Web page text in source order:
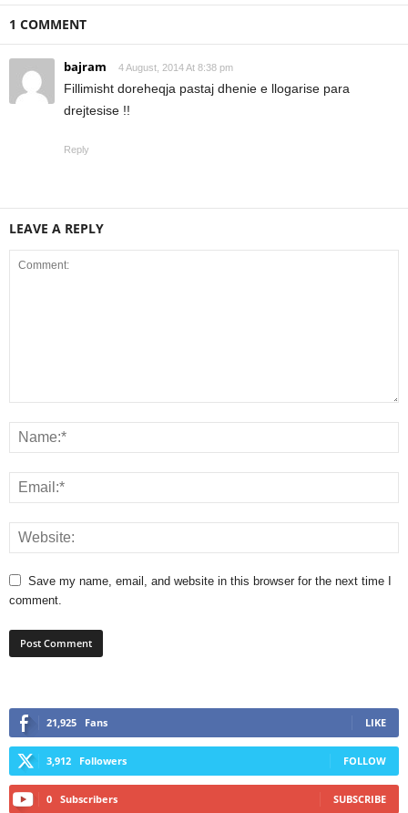
1 COMMENT
bajram 4 August, 2014 At 8:38 pm
Fillimisht doreheqja pastaj dhenie e llogarise para
drejtesise !!
Reply
LEAVE A REPLY
Save my name, email, and website in this browser for the next time I
comment.
21,925 Fans LIKE
3,912 Followers FOLLOW
0 Subscribers SUBSCRIBE